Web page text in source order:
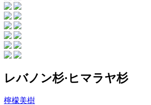
レバノン杉·ヒマラヤ杉
檸檬美樹